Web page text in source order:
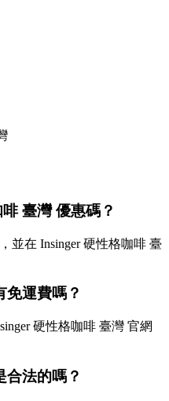
臺灣 優惠碼？
並在 Insinger 硬性格咖啡 臺
免運費嗎？
硬性格咖啡 臺灣 官網
合法的嗎？